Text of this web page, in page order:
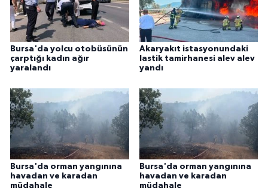
Bursa'da yolcu otobüsünün
çarptığı kadın ağır
yaralandı
Akaryakıt istasyonundaki
lastik tamirhanesi alev alev
yandı
Bursa'da orman yangınına
havadan ve karadan
müdahale
Bursa'da orman yangınına
havadan ve karadan
müdahale